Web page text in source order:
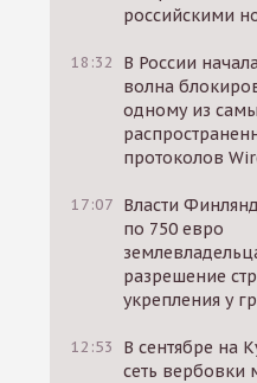
российскими
18:32
В России
волна
одному из
протоколов
17:07 Власти
по 750 евро
разрешение
укрепления у
12:53
В сентябре на
сеть вербовки